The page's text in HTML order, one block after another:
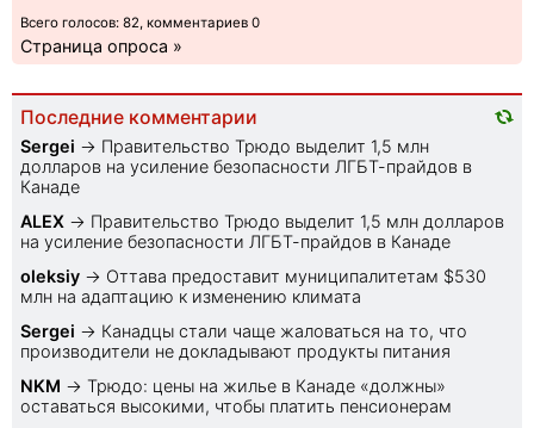
Всего голосов: 82, комментариев 0
Страница опроса »
Последние комментарии
Sеrgei → Правительство Трюдо выделит 1,5 млн
долларов на усиление безопасности ЛГБТ-прайдов в
Канаде
ALEX → Правительство Трюдо выделит 1,5 млн долларов
на усиление безопасности ЛГБТ-прайдов в Канаде
oleksiy → Оттава предоставит муниципалитетам $530
млн на адаптацию к изменению климата
Sеrgei → Канадцы стали чаще жаловаться на то, что
производители не докладывают продукты питания
NKM → Трюдо: цены на жилье в Канаде «должны»
оставаться высокими, чтобы платить пенсионерам